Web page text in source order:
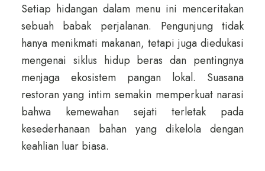
Setiap hidangan dalam menu ini menceritakan
sebuah babak perjalanan. Pengunjung tidak
hanya menikmati makanan, tetapi juga diedukasi
mengenai siklus hidup beras dan pentingnya
menjaga ekosistem pangan lokal. Suasana
restoran yang intim semakin memperkuat narasi
bahwa kemewahan sejati terletak pada
kesederhanaan bahan yang dikelola dengan
keahlian luar biasa.